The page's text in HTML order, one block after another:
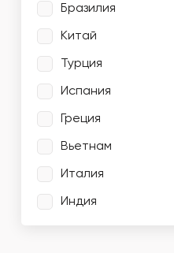
Бразилия
Китай
Турция
Испания
Греция
Вьетнам
Италия
Индия